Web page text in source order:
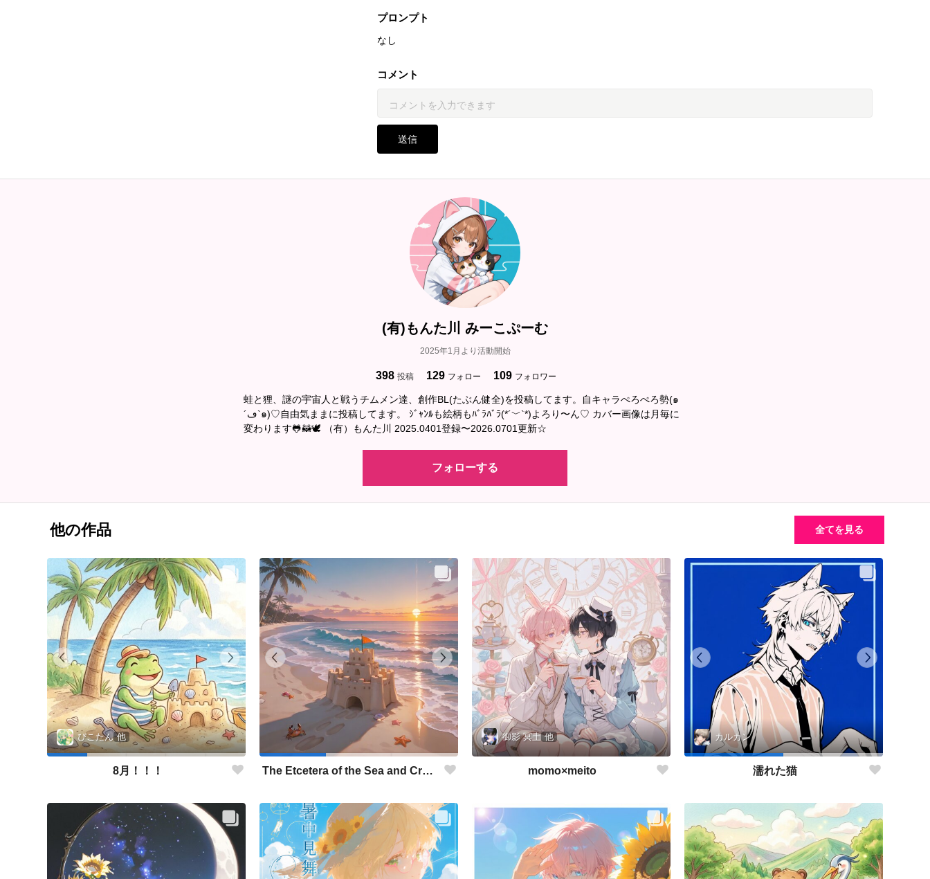
プロンプト
なし
コメント
送信
(有)もんた川 みーこぷーむ
2025年1月より活動開始
398 投稿 129 フォロー 109 フォロワー
蛙と狸、謎の宇宙人と戦うチムメン達、創作BL(たぶん健全)を投稿してます。自キャラぺろぺろ勢(๑
´ڡ`๑)♡自由気ままに投稿してます。 ｼﾞｬﾝﾙも絵柄もﾊﾞﾗﾊﾞﾗ(*´﹀`*)よろり〜ん♡ カバー画像は月毎に
変わります🐸🦝🕊‎ （有）もんた川 2025.0401登録〜2026.0701更新☆
フォローする
他の作品 全てを見る
ぴこたん 他
8月！！！ The Etcetera of the Sea and Crabs
御影 冥土 他
momo×meito
カルカン
濡れた猫